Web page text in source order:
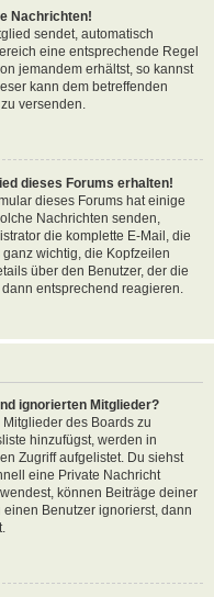
Nachrichten!
sendet, automatisch
eine entsprechende Regel
jemandem erhältst, so kannst
kann dem betreffenden
versenden.
dieses Forums erhalten!
dieses Forums hat einige
Nachrichten senden,
die komplette E-Mail, die
wichtig, die Kopfzeilen
über den Benutzer, der die
entsprechend reagieren.
ignorierten Mitglieder?
des Boards zu
hinzufügst, werden in
Zugriff aufgelistet. Du siehst
eine Private Nachricht
können Beiträge deiner
Benutzer ignorierst, dann